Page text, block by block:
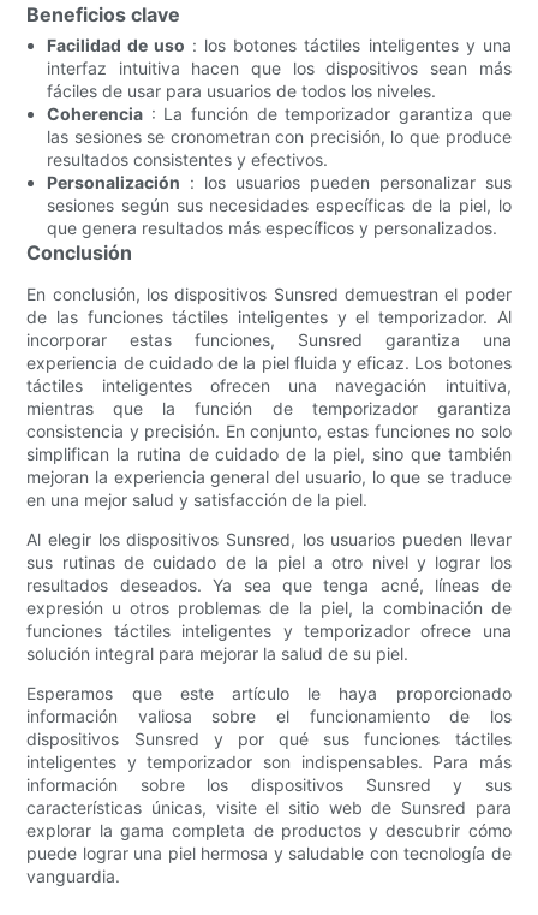
Beneficios clave
Facilidad de uso : los botones táctiles inteligentes y una
interfaz intuitiva hacen que los dispositivos sean más
fáciles de usar para usuarios de todos los niveles.
Coherencia : La función de temporizador garantiza que
las sesiones se cronometran con precisión, lo que produce
resultados consistentes y efectivos.
Personalización : los usuarios pueden personalizar sus
sesiones según sus necesidades específicas de la piel, lo
que genera resultados más específicos y personalizados.
Conclusión
En conclusión, los dispositivos Sunsred demuestran el poder
de las funciones táctiles inteligentes y el temporizador. Al
incorporar estas funciones, Sunsred garantiza una
experiencia de cuidado de la piel fluida y eficaz. Los botones
táctiles inteligentes ofrecen una navegación intuitiva,
mientras que la función de temporizador garantiza
consistencia y precisión. En conjunto, estas funciones no solo
simplifican la rutina de cuidado de la piel, sino que también
mejoran la experiencia general del usuario, lo que se traduce
en una mejor salud y satisfacción de la piel.
Al elegir los dispositivos Sunsred, los usuarios pueden llevar
sus rutinas de cuidado de la piel a otro nivel y lograr los
resultados deseados. Ya sea que tenga acné, líneas de
expresión u otros problemas de la piel, la combinación de
funciones táctiles inteligentes y temporizador ofrece una
solución integral para mejorar la salud de su piel.
Esperamos que este artículo le haya proporcionado
información valiosa sobre el funcionamiento de los
dispositivos Sunsred y por qué sus funciones táctiles
inteligentes y temporizador son indispensables. Para más
información sobre los dispositivos Sunsred y sus
características únicas, visite el sitio web de Sunsred para
explorar la gama completa de productos y descubrir cómo
puede lograr una piel hermosa y saludable con tecnología de
vanguardia.